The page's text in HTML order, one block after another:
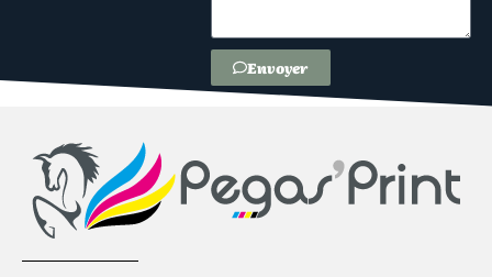
Envoyer